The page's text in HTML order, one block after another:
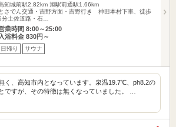
知城前駅2.82km 旭駅前通駅1.66km
とさでん交通・吉野方面・吉野行き 神田本村下車、徒歩
分土佐道路・石…
業時間 8:00～25:00
入浴料金 830円～
日帰り サウナ
く、高知市内となっています。泉温19.7℃、ph8.2の
ですが、その特徴は無くなっていました。 …